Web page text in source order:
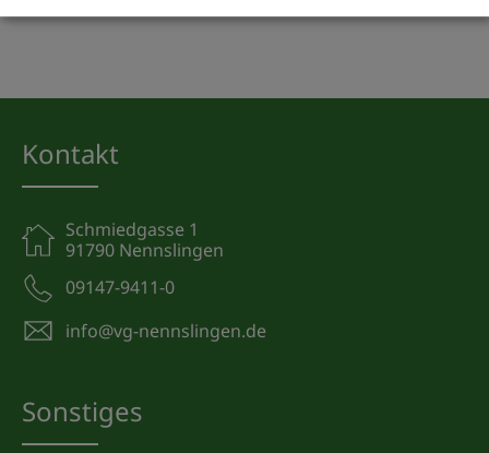
Kontakt
Schmiedgasse 1
91790 Nennslingen
09147-9411-0
info@vg-nennslingen.de
Sonstiges